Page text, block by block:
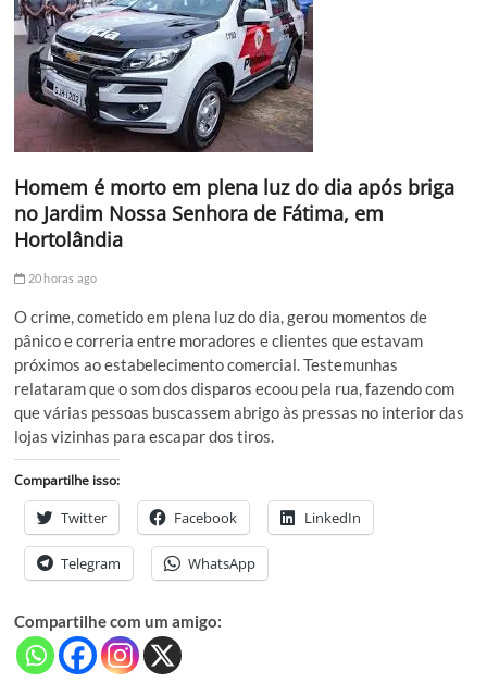
Homem é morto em plena luz do dia após briga
no Jardim Nossa Senhora de Fátima, em
Hortolândia
20 horas ago
O crime, cometido em plena luz do dia, gerou momentos de
pânico e correria entre moradores e clientes que estavam
próximos ao estabelecimento comercial. Testemunhas
relataram que o som dos disparos ecoou pela rua, fazendo com
que várias pessoas buscassem abrigo às pressas no interior das
lojas vizinhas para escapar dos tiros.
Compartilhe isso:
Twitter Facebook LinkedIn
Telegram WhatsApp
Compartilhe com um amigo: